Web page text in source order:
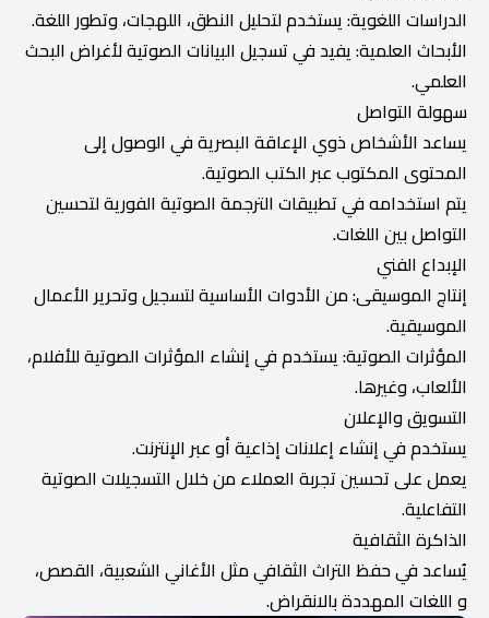
الدراسات اللغوية: يستخدم لتحليل النطق، اللهجات، وتطور اللغة.
الأبحاث العلمية: يفيد في تسجيل البيانات الصوتية لأغراض البحث
العلمي.
سهولة التواصل
يساعد الأشخاص ذوي الإعاقة البصرية في الوصول إلى
المحتوى المكتوب عبر الكتب الصوتية.
يتم استخدامه في تطبيقات الترجمة الصوتية الفورية لتحسين
التواصل بين اللغات.
الإبداع الفني
إنتاج الموسيقى: من الأدوات الأساسية لتسجيل وتحرير الأعمال
الموسيقية.
المؤثرات الصوتية: يستخدم في إنشاء المؤثرات الصوتية للأفلام،
الألعاب، وغيرها.
التسويق والإعلان
يستخدم في إنشاء إعلانات إذاعية أو عبر الإنترنت.
يعمل على تحسين تجربة العملاء من خلال التسجيلات الصوتية
التفاعلية.
الذاكرة الثقافية
يُساعد في حفظ التراث الثقافي مثل الأغاني الشعبية، القصص،
و اللغات المهددة بالانقراض.